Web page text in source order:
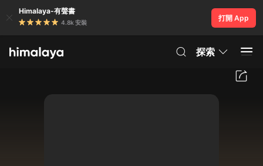
Himalaya-有聲書
4.8k 安裝
打開 App
探索